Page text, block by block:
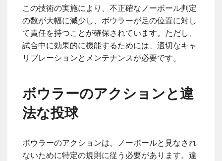
この技術の実施により、不正確なノーボール判定
の数が大幅に減少し、ボウラーが足の位置に対し
て責任を持つことが確保されています。ただし、
試合中に効果的に機能するためには、適切なキャ
リブレーションとメンテナンスが必要です。
ボウラーのアクションと違
法な投球
ボウラーのアクションは、ノーボールと見なされ
ないために特定の規則に従う必要があります。違